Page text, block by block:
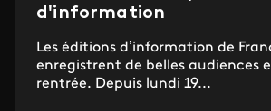
d'information
Les éditions d’information de
enregistrent de belles audiences
rentrée. Depuis lundi 19...